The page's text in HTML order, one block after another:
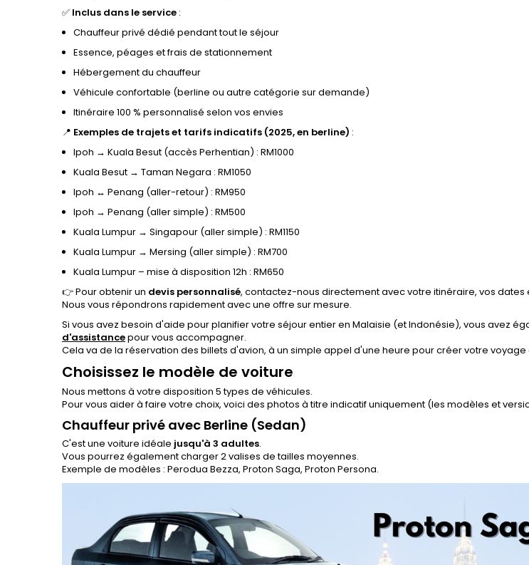
✅ Inclus dans le service :
Chauffeur privé dédié pendant tout le séjour
Essence, péages et frais de stationnement
Hébergement du chauffeur
Véhicule confortable (berline ou autre catégorie sur demande)
Itinéraire 100 % personnalisé selon vos envies
📍 Exemples de trajets et tarifs indicatifs (2025, en berline) :
Ipoh → Kuala Besut (accès Perhentian) : RM1000
Kuala Besut → Taman Negara : RM1050
Ipoh ↔ Penang (aller-retour) : RM950
Ipoh → Penang (aller simple) : RM500
Kuala Lumpur → Singapour (aller simple) : RM1150
Kuala Lumpur → Mersing (aller simple) : RM700
Kuala Lumpur – mise à disposition 12h : RM650
👉 Pour obtenir un devis personnalisé, contactez-nous directement avec votre itinéraire, vos
Nous vous répondrons rapidement avec une offre sur mesure.
Si vous avez besoin d'aide pour planifier votre séjour entier en Malaisie (et Indonésie), vous avez
d'assistancepour vous accompagner.
Cela va de la réservation des billets d'avion, à un simple appel d'une heure pour créer votre voyage
Choisissez le modèle de voiture
Nous mettons à votre disposition 5 types de véhicules.
Pour vous aider à faire votre choix, voici des photos à titre indicatif uniquement (les modèles et
Chauffeur privé avec Berline (Sedan)
C'est une voiture idéale jusqu'à 3 adultes.
Vous pourrez également charger 2 valises de tailles moyennes.
Exemple de modèles : Perodua Bezza, Proton Saga, Proton Persona.